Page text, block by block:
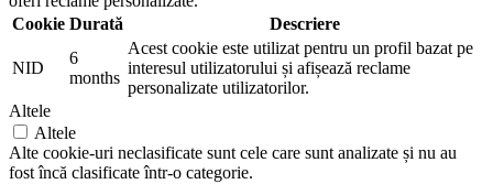
Cookie Durată Descriere
NID
6
months
Acest cookie este utilizat pentru un profil bazat pe
interesul utilizatorului și afișează reclame
personalizate utilizatorilor.
Altele
Altele
Alte cookie-uri neclasificate sunt cele care sunt analizate și nu au
fost încă clasificate într-o categorie.